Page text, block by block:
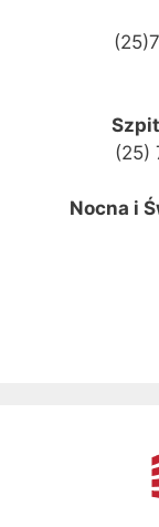
(25)
Nocna i